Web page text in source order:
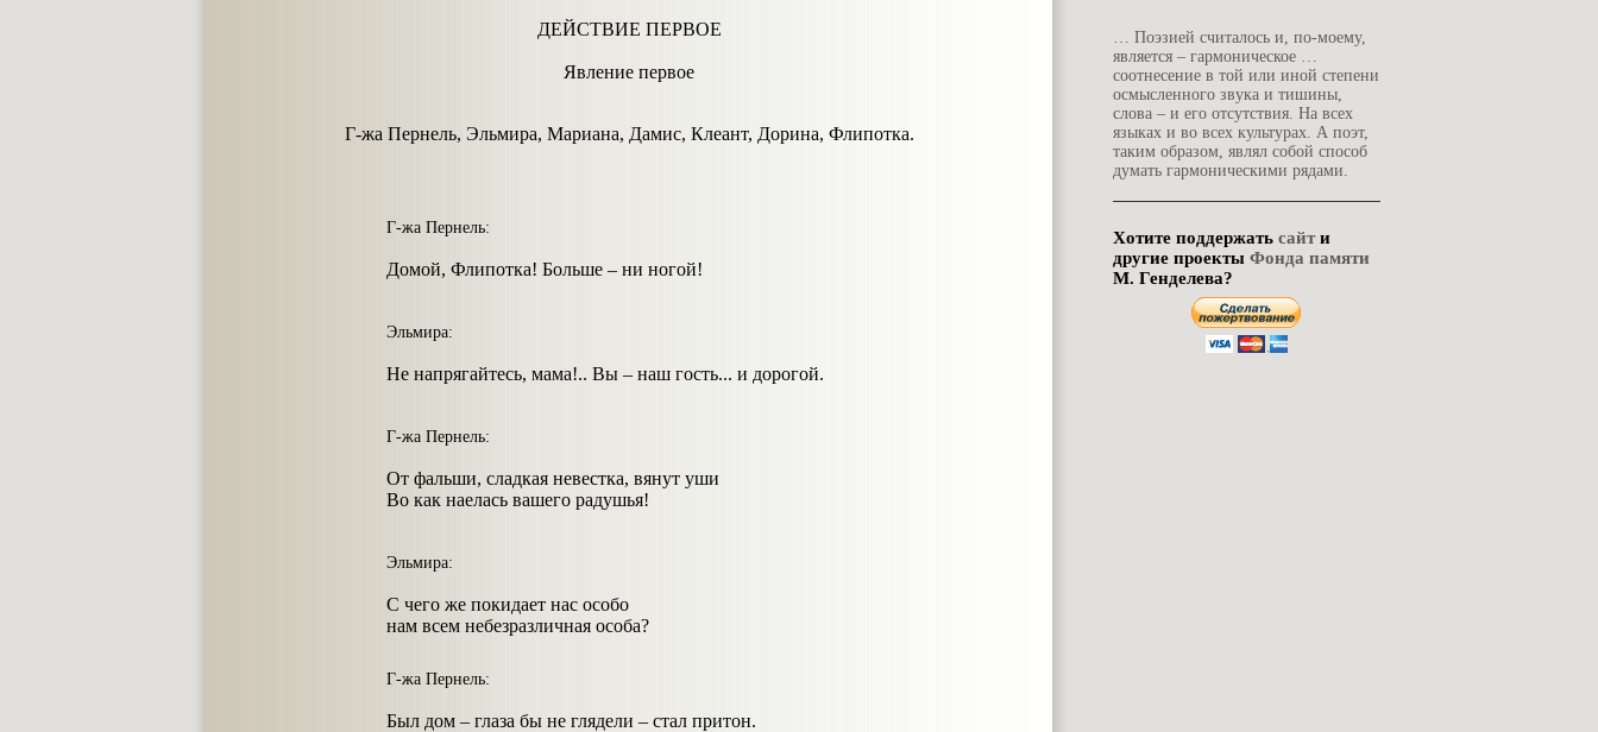
ДЕЙСТВИЕ ПЕРВОЕ
Явление первое
Г-жа Пернель, Эльмира, Мариана, Дамис, Клеант, Дорина, Флипотка.
Г-жа Пернель:
Домой, Флипотка! Больше – ни ногой!
Эльмира:
Не напрягайтесь, мама!.. Вы – наш гость... и дорогой.
Г-жа Пернель:
От фальши, сладкая невестка, вянут уши
Во как наелась вашего радушья!
Эльмира:
С чего же покидает нас особо
нам всем небезразличная особа?
Г-жа Пернель:
Был дом – глаза бы не глядели – стал притон.
Поэзией считалось и, по-моему,
является – гармоническое …
соотнесение в той или иной степени
осмысленного звука и тишины,
слова – и его отсутствия. На всех
языках и во всех культурах. А поэт,
таким образом, являл собой способ
думать гармоническими рядами.
Хотите поддержать сайти
другие проекты Фонда памяти
М. Генделева?